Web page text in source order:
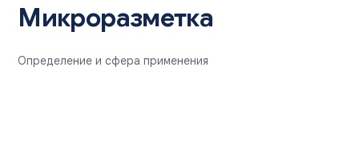
Микроразметка
Определение и сфера применения